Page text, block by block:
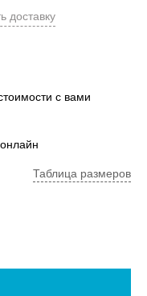
доставку
с вами
Таблица размеров